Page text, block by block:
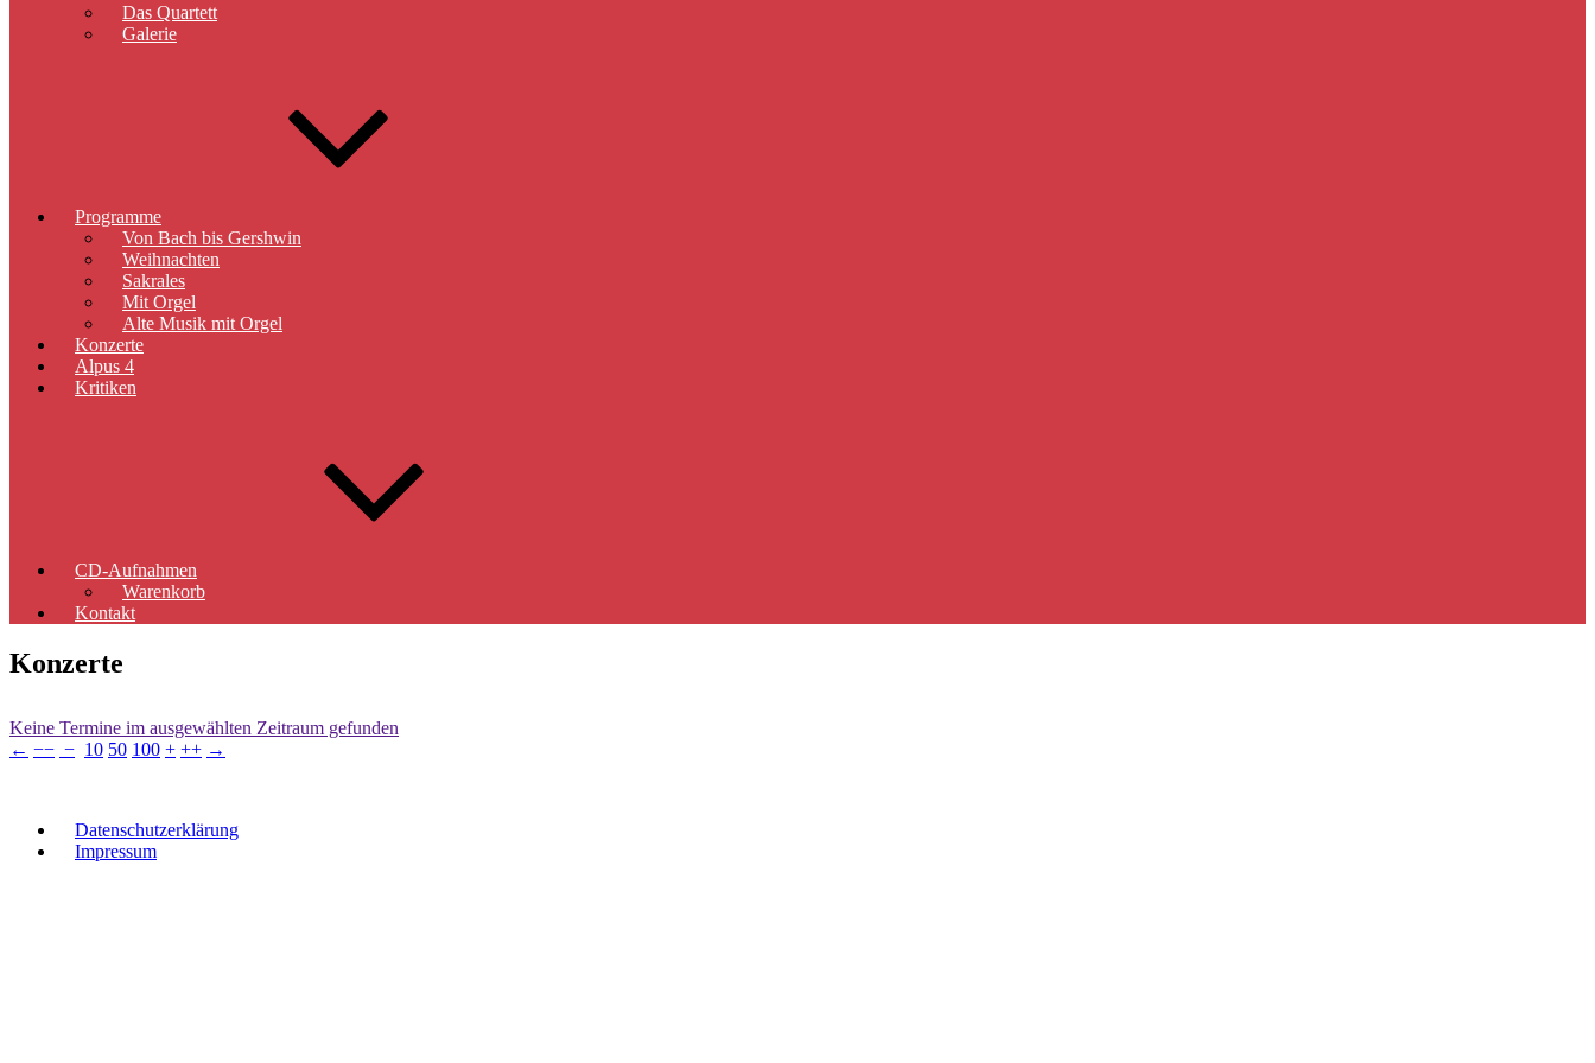
Das Quartett
Galerie
Programme
Von Bach bis Gershwin
Weihnachten
Sakrales
Mit Orgel
Alte Musik mit Orgel
Konzerte
Alpus 4
Kritiken
CD-Aufnahmen
Warenkorb
Kontakt
Konzerte
Keine Termine im ausgewählten Zeitraum gefunden
← −− − 10 50 100 + ++ →
Datenschutzerklärung
Impressum